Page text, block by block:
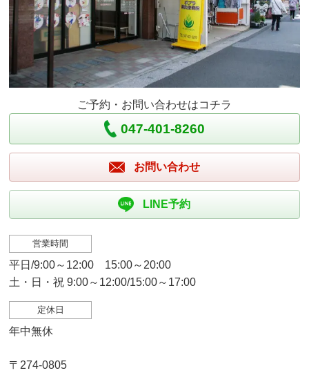
ご予約・お問い合わせはコチラ
047-401-8260
お問い合わせ
LINE予約
営業時間
平日/9:00～12:00 15:00～20:00
土・日・祝 9:00～12:00/15:00～17:00
定休日
年中無休
〒274-0805